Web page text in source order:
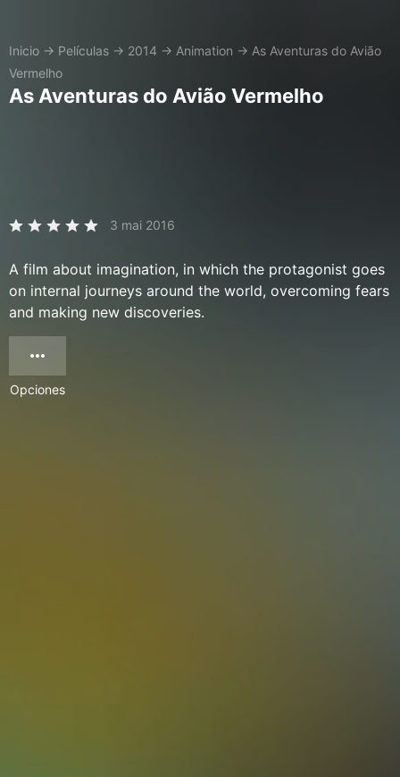
Inicio → Películas → 2014 → Animation → As Aventuras do Avião
Vermelho
As Aventuras do Avião Vermelho
3 mai 2016
A film about imagination, in which the protagonist goes
on internal journeys around the world, overcoming fears
and making new discoveries.
Opciones